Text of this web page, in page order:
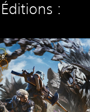
Éditions :